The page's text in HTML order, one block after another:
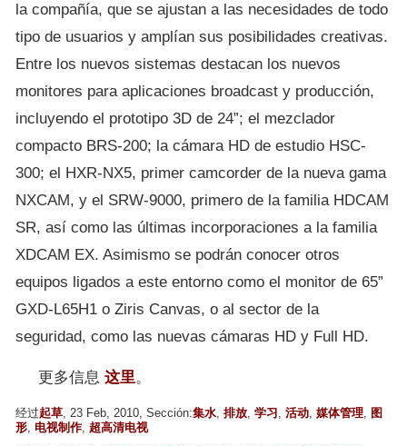
la compañía, que se ajustan a las necesidades de todo
tipo de usuarios y amplían sus posibilidades creativas.
Entre los nuevos sistemas destacan los nuevos
monitores para aplicaciones broadcast y producción,
incluyendo el prototipo 3D de 24”; el mezclador
compacto BRS-200; la cámara HD de estudio HSC-
300; el HXR-NX5, primer camcorder de la nueva gama
NXCAM, y el SRW-9000, primero de la familia HDCAM
SR, así como las últimas incorporaciones a la familia
XDCAM EX. Asimismo se podrán conocer otros
equipos ligados a este entorno como el monitor de 65”
GXD-L65H1 o Ziris Canvas, o al sector de la
seguridad, como las nuevas cámaras HD y Full HD.
更多信息 这里。
经过起草, 23 Feb, 2010, Sección:集水, 排放, 学习 , 活动, 媒体管理, 图
形, 电视制作, 超高清电视